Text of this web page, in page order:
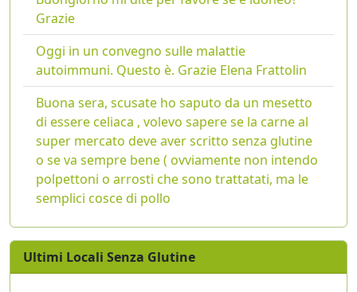
Grazie
Oggi in un convegno sulle malattie
autoimmuni. Questo è. Grazie Elena Frattolin
Buona sera, scusate ho saputo da un mesetto
di essere celiaca , volevo sapere se la carne al
super mercato deve aver scritto senza glutine
o se va sempre bene ( ovviamente non intendo
polpettoni o arrosti che sono trattatati, ma le
semplici cosce di pollo
Ultimi Locali Senza Glutine